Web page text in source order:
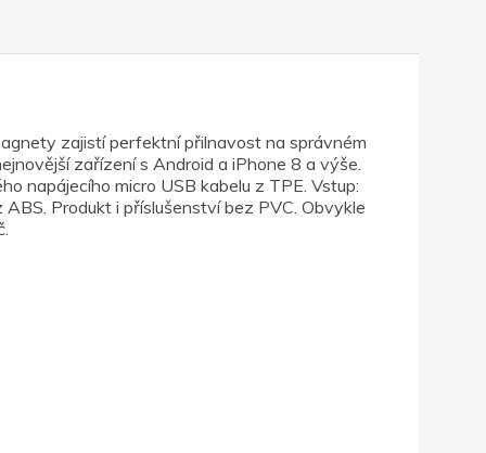
zajistí perfektní přilnavost na správném
zařízení s Android a iPhone 8 a výše.
napájecího micro USB kabelu z TPE. Vstup:
Produkt i příslušenství bez PVC. Obvykle